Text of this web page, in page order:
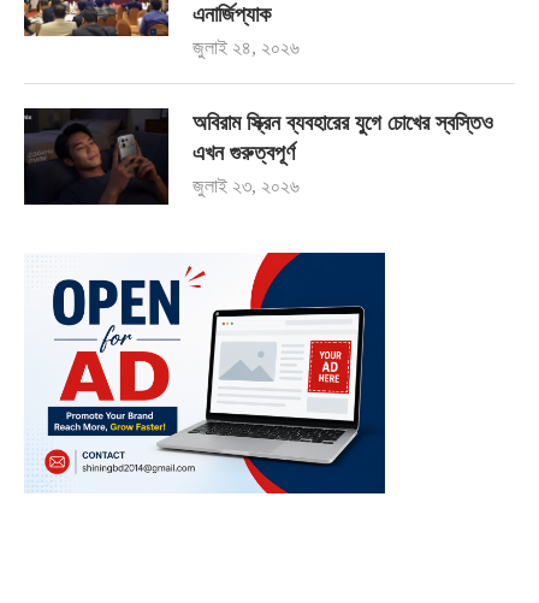
এনার্জিপ্যাক
জুলাই ২৪, ২০২৬
অবিরাম স্ক্রিন ব্যবহারের যুগে চোখের স্বস্তিও
এখন গুরুত্বপূর্ণ
জুলাই ২৩, ২০২৬